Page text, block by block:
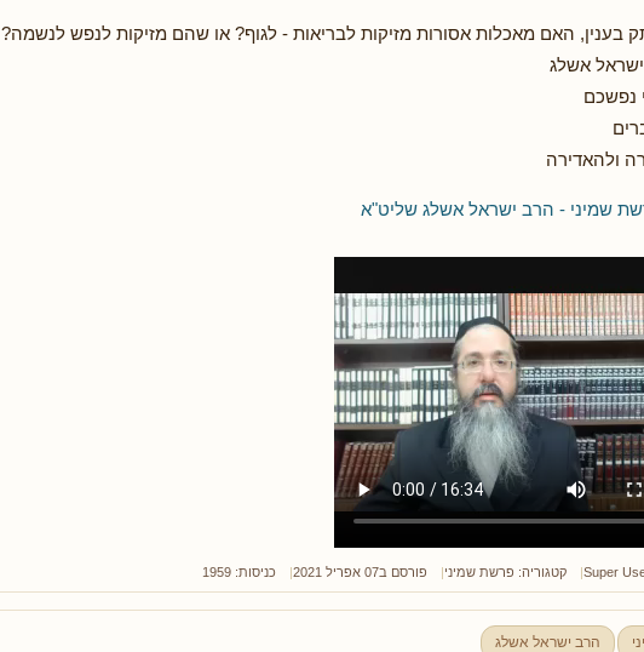
בענין, האם מאכלות אסורות מזיקות לבריאות - לגוף? או שהם מזיקות לנפש לנשמה?
אשלג
נפשכם
ולהאדירה
שמיני - הרב ישראל אשלג שליט"א
Super קטגוריה: פרשת שמיני פורסם ב07 אפריל 2021 כניסות: 1959
הרב ישראל אשלג